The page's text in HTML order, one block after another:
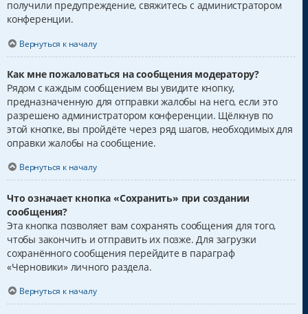
получили предупреждение, свяжитесь с администратором
конференции.
Вернуться к началу
Как мне пожаловаться на сообщения модератору?
Рядом с каждым сообщением вы увидите кнопку,
предназначенную для отправки жалобы на него, если это
разрешено администратором конференции. Щёлкнув по
этой кнопке, вы пройдёте через ряд шагов, необходимых для
оправки жалобы на сообщение.
Вернуться к началу
Что означает кнопка «Сохранить» при создании
сообщения?
Эта кнопка позволяет вам сохранять сообщения для того,
чтобы закончить и отправить их позже. Для загрузки
сохранённого сообщения перейдите в параграф
«Черновики» личного раздела.
Вернуться к началу